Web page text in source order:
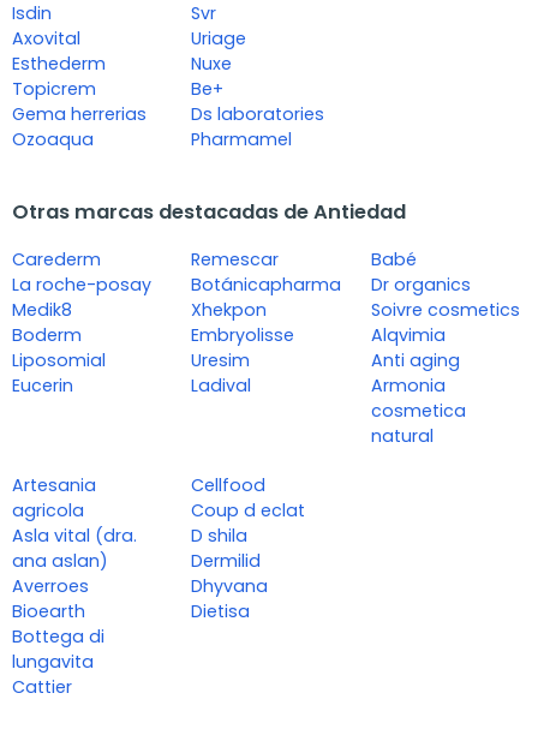
Isdin
Axovital
Esthederm
Topicrem
Gema herrerias
Ozoaqua
Svr
Uriage
Nuxe
Be+
Ds laboratories
Pharmamel
Otras marcas destacadas de Antiedad
Carederm
La roche-posay
Medik8
Boderm
Liposomial
Eucerin
Remescar
Botánicapharma
Xhekpon
Embryolisse
Uresim
Ladival
Babé
Dr organics
Soivre cosmetics
Alqvimia
Anti aging
Armonia
cosmetica
natural
Artesania
agricola
Asla vital (dra.
ana aslan)
Averroes
Bioearth
Bottega di
lungavita
Cattier
Cellfood
Coup d eclat
D shila
Dermilid
Dhyvana
Dietisa